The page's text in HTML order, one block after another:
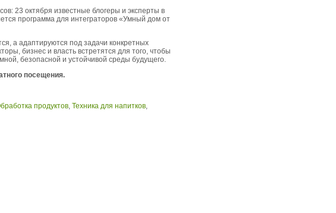
23 октября известные блогеры и эксперты в
программа для интеграторов «Умный дом от
а адаптируются под задачи конкретных
бизнес и власть встретятся для того, чтобы
безопасной и устойчивой среды будущего.
посещения.
продуктов, Техника для напитков,